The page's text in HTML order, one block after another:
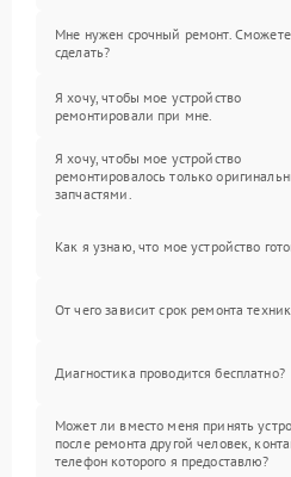
Мне нужен срочный ремонт. Сможете
сделать?
Я хочу, чтобы мое устройство
ремонтировали при мне.
Я хочу, чтобы мое устройство
ремонтировалось только
запчастями.
Как я узнаю, что мое устройство
От чего зависит срок ремонта
Диагностика проводится бесплатно?
Может ли вместо меня принять
после ремонта другой человек,
телефон которого я предоставлю?